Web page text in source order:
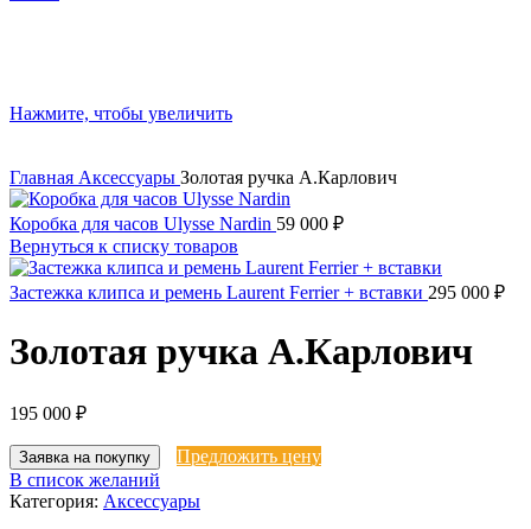
Нажмите, чтобы увеличить
Главная Аксессуары Золотая ручка А.Карлович
Коробка для часов Ulysse Nardin 59 000 ₽
Вернуться к списку товаров
Застежка клипса и ремень Laurent Ferrier + вставки 295 000 ₽
Золотая ручка А.Карлович
195 000 ₽
Заявка на покупку
Предложить цену
В список желаний
Категория: Аксессуары